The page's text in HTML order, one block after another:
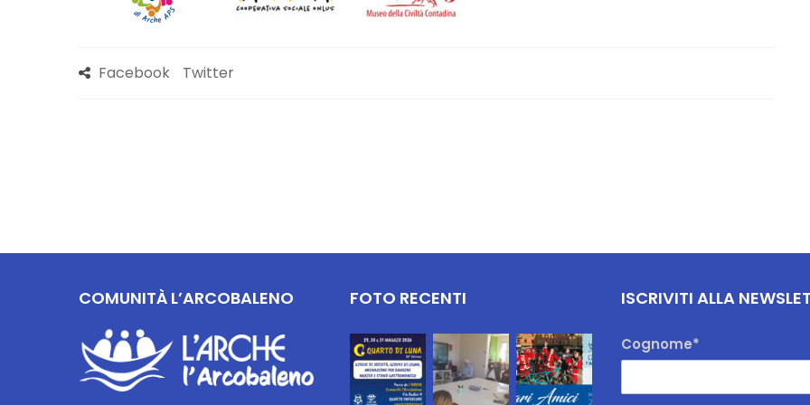
Facebook Twitter
COMUNITÀ L’ARCOBALENO FOTO RECENTI ISCRIVITI ALLA
Cognome*